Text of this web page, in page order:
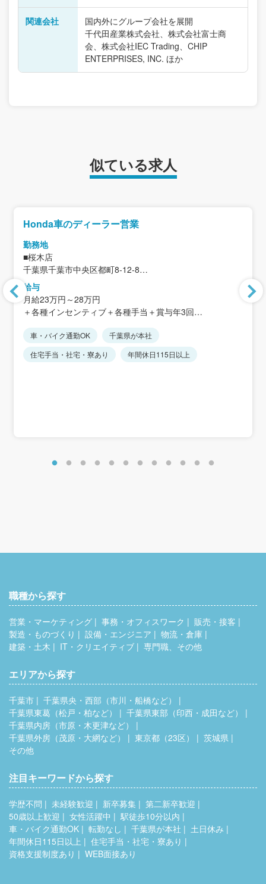
関連会社
国内外にグループ会社を展開
千代田産業株式会社、株式会社富士商
会、株式会社IEC Trading、CHIP
ENTERPRISES, INC. ほか
似ている求人
Honda車のディーラー営業
勤務地
■桜木店
千葉県千葉市中央区都町8-12-8
＜アクセス＞
・千葉都市モノレール「桜木駅」から徒歩約24分
・貝塚ICから車で約3分
★マイカー通勤可
★転居を伴う転勤なし（近隣店舗への異動あり）
給与
月給23万円～28万円
＋各種インセンティブ＋各種手当＋賞与年3回
※固定残業代制なし
※時間外手当は別途全額支給します。
※経験・能力を考慮します。
車・バイク通勤OK
千葉県が本社
住宅手当・社宅・寮あり
年間休日115日以上
職種から探す
営業・マーケティング 事務・オフィスワーク
販売・接客
製造・ものづくり
設備・エンジニア
物流・倉庫
建築・土木
IT・クリエイティブ 専門職、その他
エリアから探す
千葉市
千葉県央・西部（市川・船橋など）
千葉県東葛（松戸・柏など）
千葉県東部（印西・成田など）
千葉県内房（市原・木更津など）
千葉県外房（茂原・大網など）
東京都（23区）
茨城県
その他
注目キーワードから探す
学歴不問 未経験歓迎 新卒募集
第二新卒歓迎
50歳以上歓迎
女性活躍中
駅徒歩10分以内
車・バイク通勤OK
転勤なし 千葉県が本社
土日休み
年間休日115日以上
住宅手当・社宅・寮あり
資格支援制度あり
WEB面接あり